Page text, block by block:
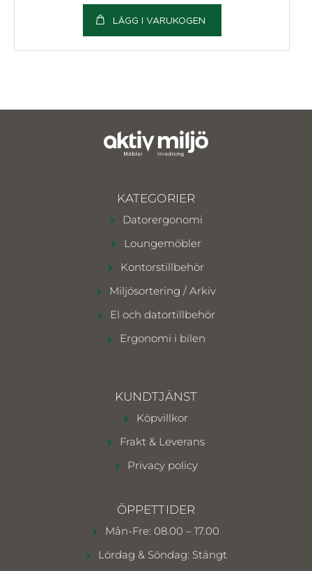
LÄGG I VARUKOGEN
KATEGORIER
Datorergonomi
Loungemöbler
Kontorstillbehör
Miljösortering / Arkiv
El och datortillbehör
Ergonomi i bilen
KUNDTJÄNST
Köpvillkor
Frakt & Leverans
Privacy policy
ÖPPETTIDER
Mån-Fre: 08.00 – 17.00
Lördag & Söndag: Stängt